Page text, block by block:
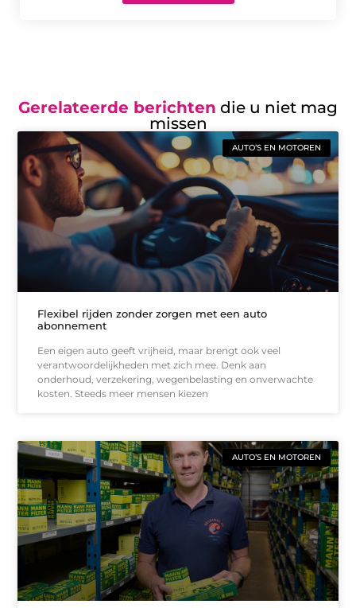
Gerelateerde berichten die u niet mag
missen
AUTO’S EN MOTOREN
Flexibel rijden zonder zorgen met een auto
abonnement
Een eigen auto geeft vrijheid, maar brengt ook veel
verantwoordelijkheden met zich mee. Denk aan
onderhoud, verzekering, wegenbelasting en onverwachte
kosten. Steeds meer mensen kiezen
AUTO’S EN MOTOREN